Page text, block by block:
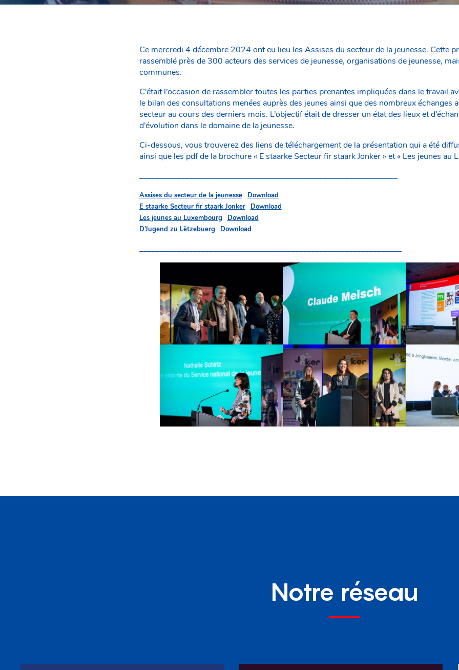
Ce mercredi 4 décembre 2024 ont eu lieu les Assises du secteur de la jeunesse. Cette
rassemblé près de 300 acteurs des services de jeunesse, organisations de jeunesse,
communes.
C’était l’occasion de rassembler toutes les parties prenantes impliquées dans le travail
le bilan des consultations menées auprès des jeunes ainsi que des nombreux échanges
secteur au cours des derniers mois. L’objectif était de dresser un état des lieux et
d’évolution dans le domaine de la jeunesse.
Ci-dessous, vous trouverez des liens de téléchargement de la présentation qui a été
ainsi que les pdf de la brochure « E staarke Secteur fir staark Jonker » et « Les jeunes au
_______________________________________________________________
Assises du secteur de la jeunesse
Download
E staarke Secteur fir staark Jonker
Download
Les jeunes au Luxembourg
Download
D’Jugend zu Lëtzebuerg
Download
________________________________________________________________
Notre réseau